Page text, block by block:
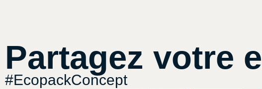
Partagez votre
#EcopackConcept